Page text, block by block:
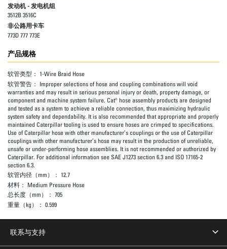
发动机 - 发电机组
3512B 3516C
非公路用卡车
773D 777 773E
产品规格
软管类型： 1-Wire Braid Hose
软管警告： Improper selections of hose and coupling combinations will void
warranties and may result in serious personal injury or death, property damage, or
component and machine system failure. Cat® hose assembly products are designed
and tested as a system to achieve a reliable connection, thus maximizing hydraulic
system safety and dependability. It is also recommended that appropriate and properly
maintained Caterpillar tooling is used to ensure hoses are crimped to specifications.
Use of Caterpillar hose with other manufacturer’s couplings or the use of Caterpillar
couplings with other manufacturer’s hose may result in the production of unreliable,
unsafe or under-performing hose assemblies. It is not recommended or authorized by
Caterpillar. For additional information see SAE J1273 section 6.3 and ISO 17165-2
section 6.3.
软管内径（mm）： 12.7
材料： Medium Pressure Hose
总长度（mm）： 705
重量（kg）： 0.599
联系与支持